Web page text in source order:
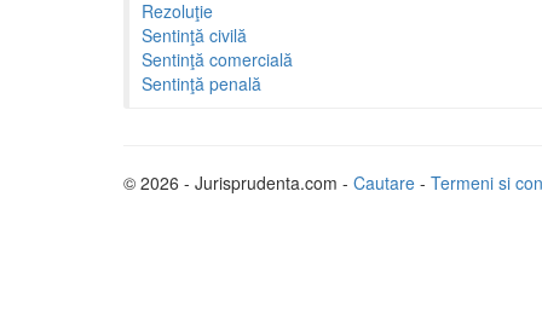
Rezoluţie
Sentinţă civilă
Sentinţă comercială
Sentinţă penală
© 2026 - Jurisprudenta.com - Cautare - Termeni si